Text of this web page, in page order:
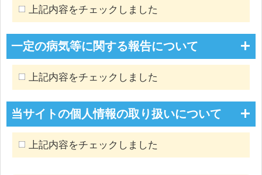
上記内容をチェックしました
一定の病気等に関する報告について
上記内容をチェックしました
当サイトの個人情報の取り扱いについて
上記内容をチェックしました